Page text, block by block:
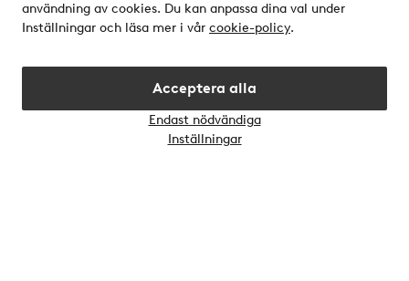
användning av cookies. Du kan anpassa dina val under
Inställningar och läsa mer i vår cookie-policy.
Acceptera alla
Endast nödvändiga
Inställningar
Vänner
Säkra betalningar - Betala direkt eller dela upp